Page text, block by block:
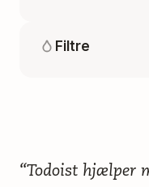
Filtre
“Todoist hjælper